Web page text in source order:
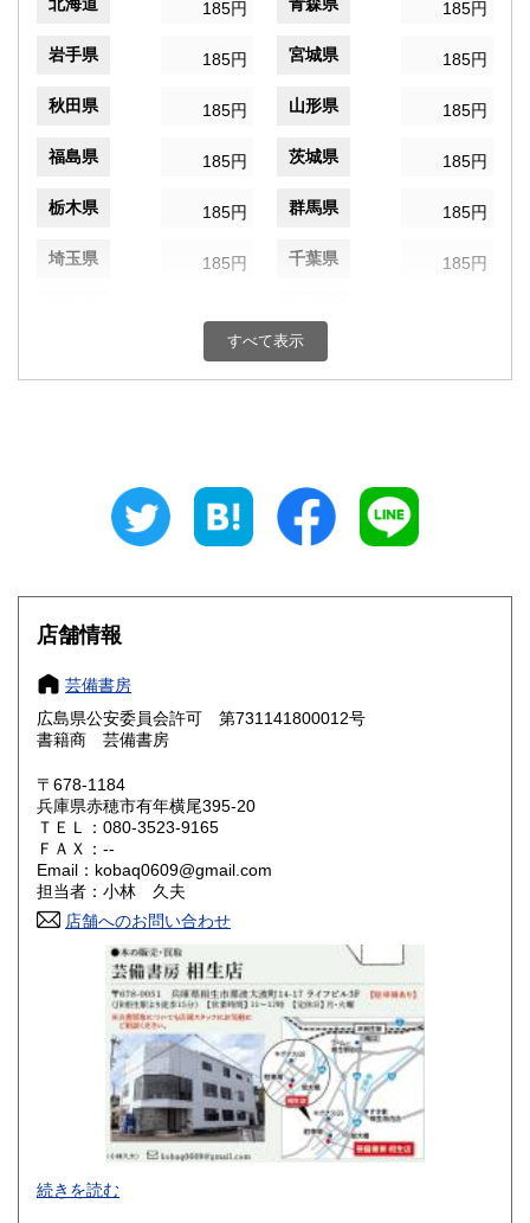
185円 185円
岩手県 185円 宮城県 185円
秋田県 185円 山形県 185円
福島県 185円 茨城県 185円
栃木県 185円 群馬県 185円
埼玉県 185円 千葉県 185円
185円 富山県
185円 静岡県
奈良県 185円 和歌山県
岡山県 185円
山口県 185円
香川県 185円
185円
185円 長崎県
185円 大分県
185円 鹿児島県
すべて表示
店舗情報
芸備書房
広島県公安委員会許可 第731141800012号
書籍商 芸備書房
〒678-1184
兵庫県赤穂市有年横尾395-20
ＴＥＬ：080-3523-9165
ＦＡＸ：--
Email：kobaq0609@gmail.com
担当者：小林 久夫
店舗へのお問い合わせ
続きを読む